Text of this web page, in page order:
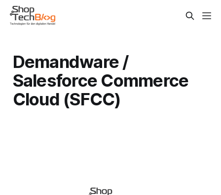
Demandware /
Salesforce Commerce
Cloud (SFCC)